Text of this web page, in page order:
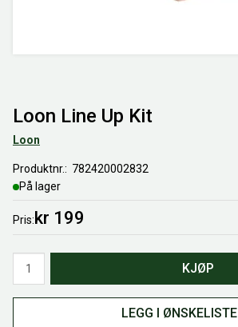
Loon Line Up Kit
Loon
Produktnr.
782420002832
På lager
Pris kr 199
KJØP
LEGG I ØNSKELISTE